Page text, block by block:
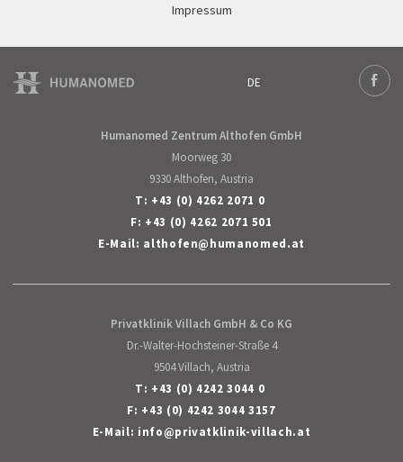
Impressum
DE
Deutsch
Humanomed Zentrum Althofen GmbH
Moorweg 30
9330 Althofen, Austria
T: +43 (0) 4262 2071 0
F: +43 (0) 4262 2071 501
E-Mail: althofen@humanomed.at
Privatklinik Villach GmbH & Co KG
Dr.-Walter-Hochsteiner-Straße 4
9504 Villach, Austria
T: +43 (0) 4242 3044 0
F: +43 (0) 4242 3044 3157
E-Mail: info@privatklinik-villach.at